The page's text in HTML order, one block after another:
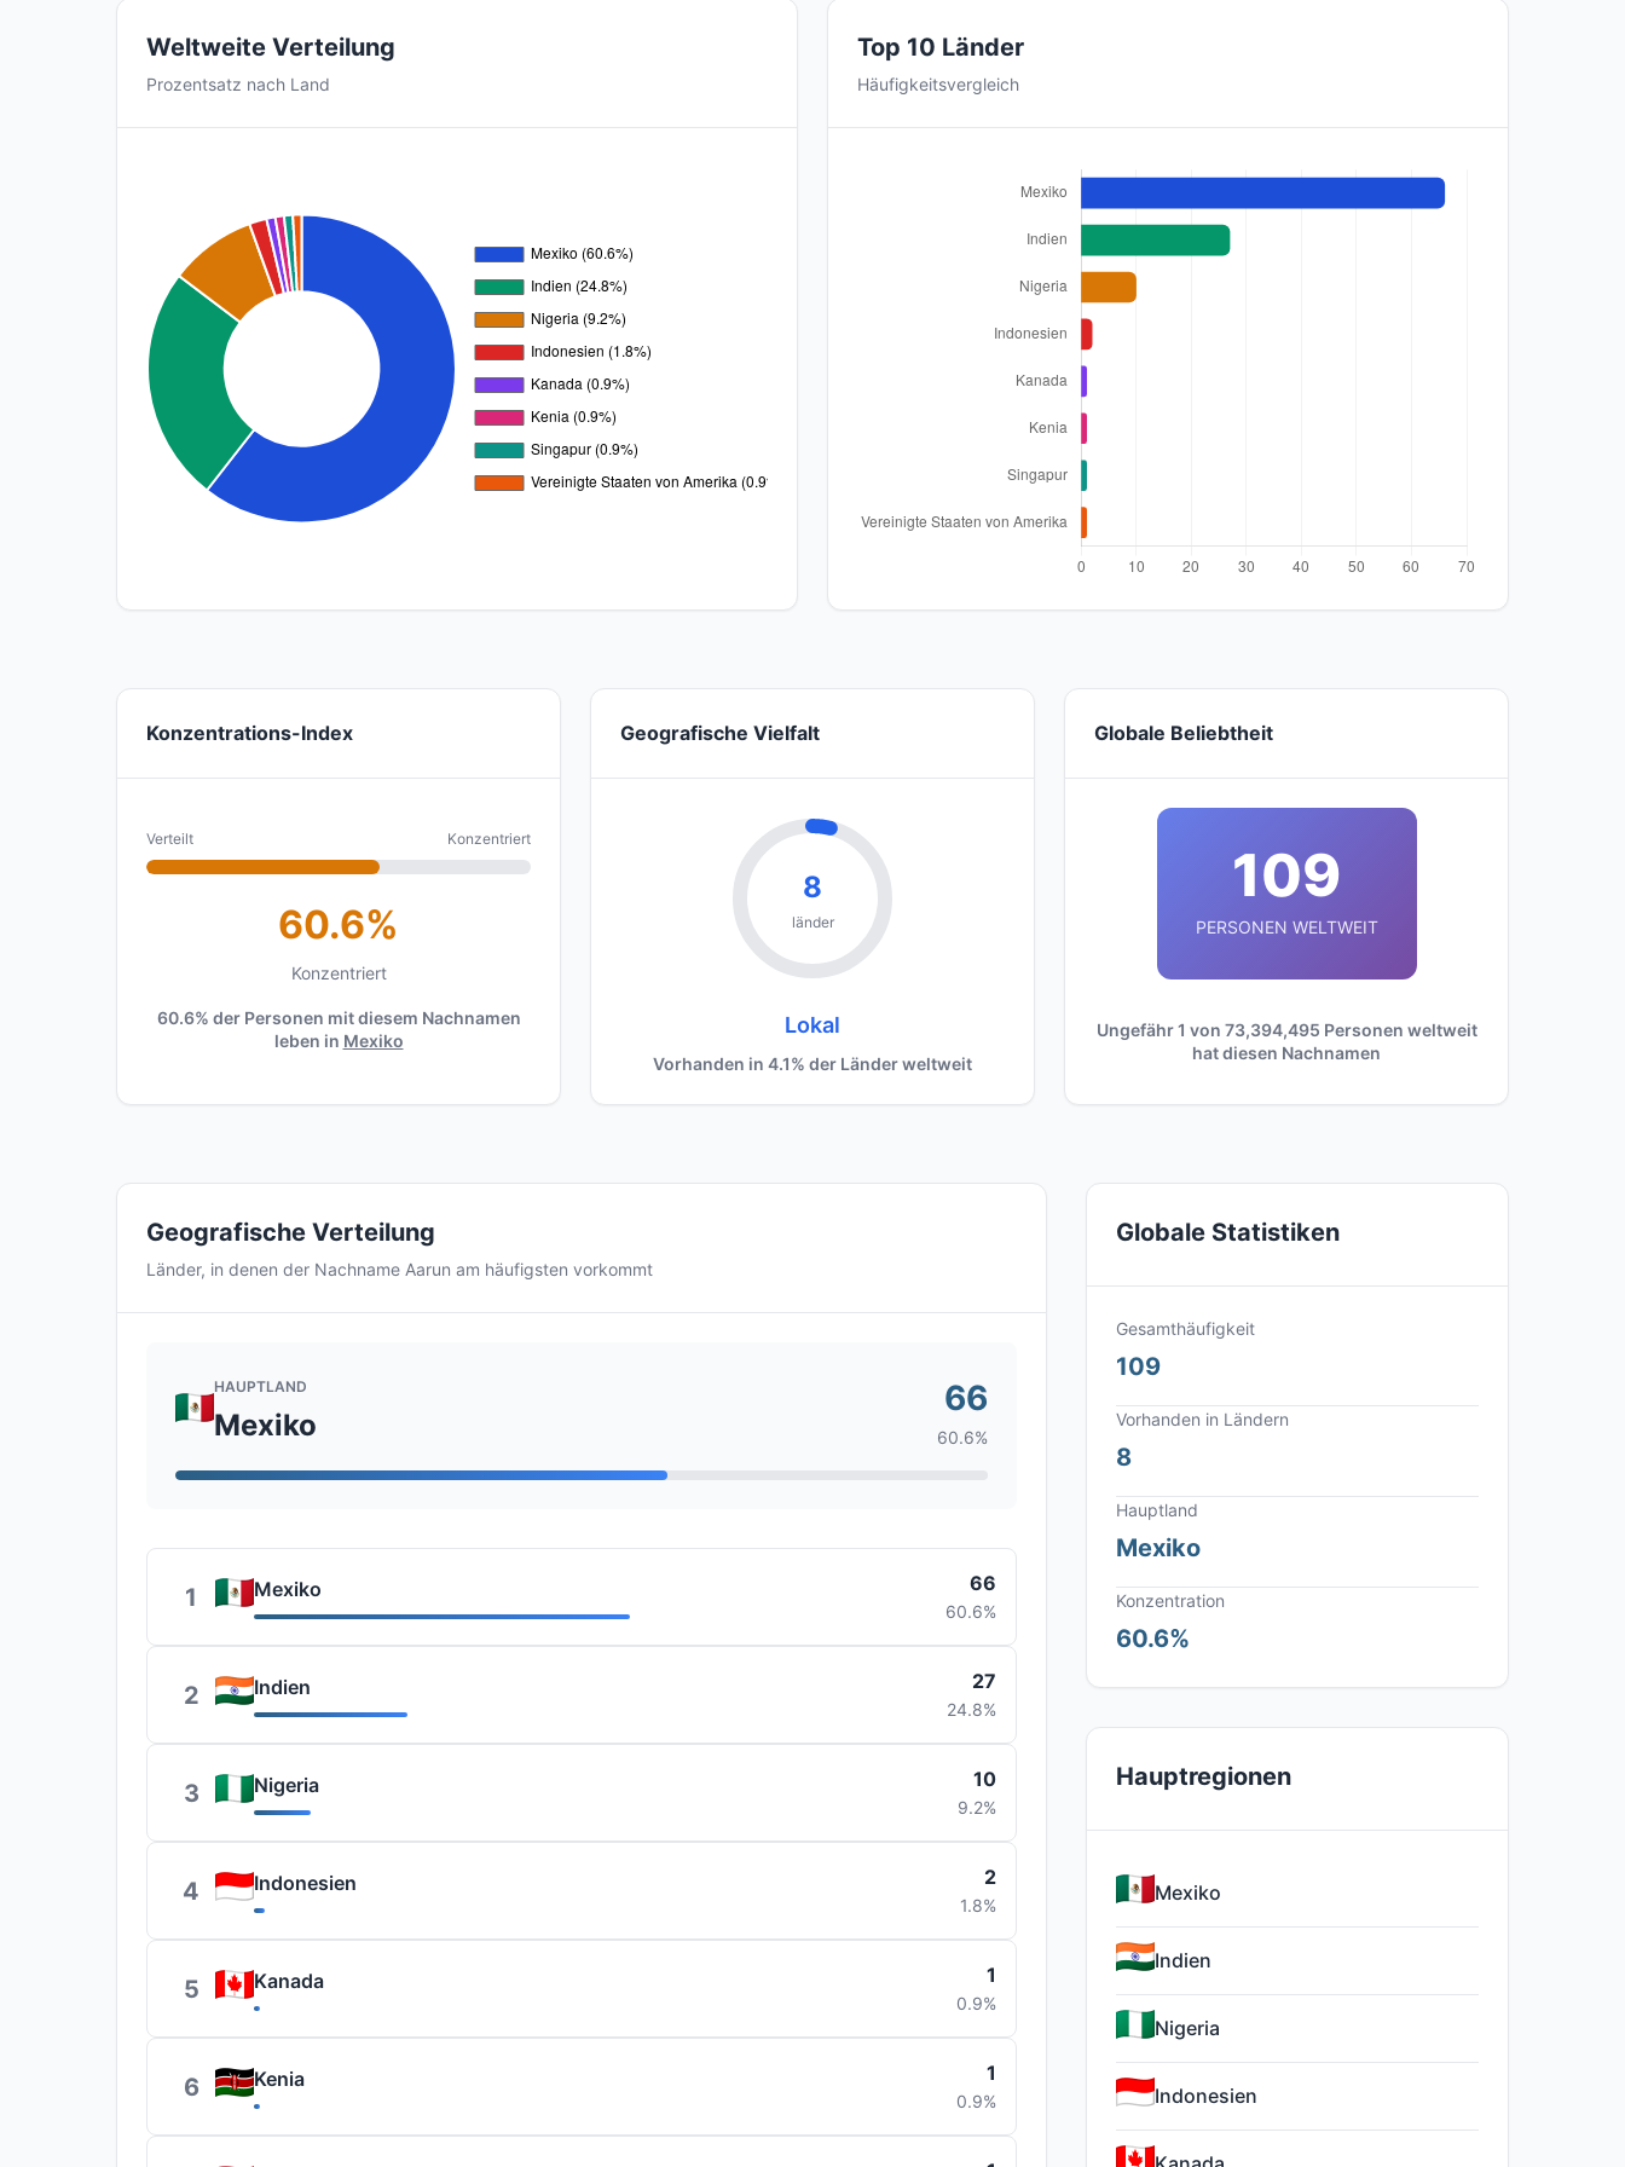
Weltweite Verteilung
Prozentsatz nach Land
Top 10 Länder
Häufigkeitsvergleich
Konzentrations-Index
Verteilt Konzentriert
60.6%
Konzentriert
60.6% der Personen mit diesem Nachnamen
leben in Mexiko
Geografische Vielfalt
8
länder
Lokal
Vorhanden in 4.1% der Länder weltweit
Globale Beliebtheit
109
PERSONEN WELTWEIT
Ungefähr 1 von 73,394,495 Personen weltweit
hat diesen Nachnamen
Geografische Verteilung
Länder, in denen der Nachname Aarun am häufigsten vorkommt
HAUPTLAND
Mexiko
66
60.6%
1 Mexiko 66
60.6%
2 Indien 27
24.8%
3 Nigeria 10
9.2%
4 Indonesien 2
1.8%
5 Kanada 1
0.9%
6 Kenia 1
0.9%
Globale Statistiken
Gesamthäufigkeit
109
Vorhanden in Ländern
8
Hauptland
Mexiko
Konzentration
60.6%
Hauptregionen
Mexiko
Indien
Nigeria
Indonesien